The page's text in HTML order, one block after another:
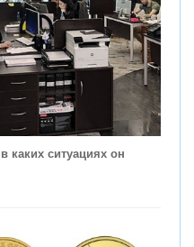
трендов в
- «Интервью»
каких ситуациях он